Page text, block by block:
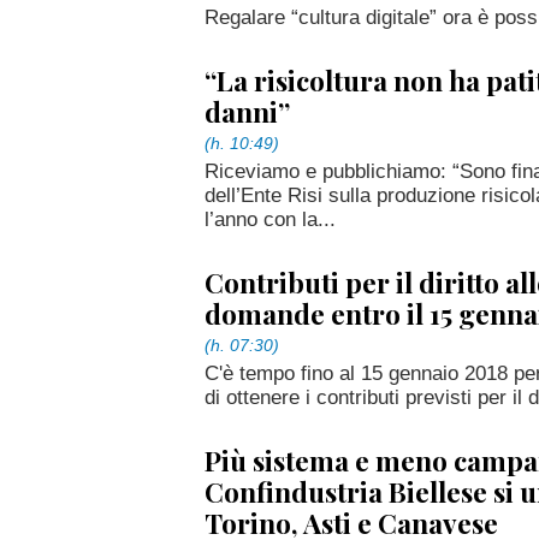
Regalare “cultura digitale” ora è
“La risicoltura non ha
danni”
(h. 10:49)
Riceviamo e pubblichiamo: “Sono
dell’Ente Risi sulla produzione
l’anno con la...
Contributi per il diritto
domande entro il 15
(h. 07:30)
C'è tempo fino al 15 gennaio 2018
di ottenere i contributi previsti per il
Più sistema e meno
Confindustria Biellese si
Torino, Asti e Canavese